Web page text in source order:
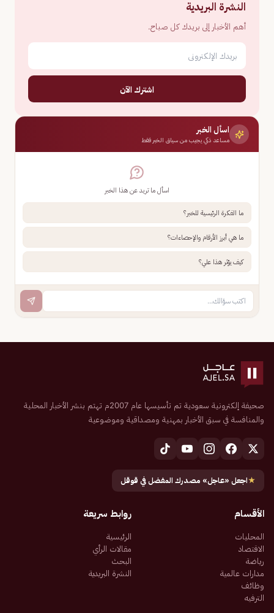
النشرة البريدية
أهم الأخبار إلى بريدك كل صباح.
اشترك الآن
اسأل الخبر
مساعد ذكي يجيب من سياق الخبر فقط
اسأل ما تريد عن هذا الخبر
ما الفكرة الرئيسية للخبر؟
ما هي أبرز الأرقام والإحصاءات؟
كيف يؤثر هذا علي؟
صحيفة إلكترونية سعودية تم تأسيسها عام 2007م تهتم بنشر الأخبار المحلية
والمنافسة في سبق الأخبار بمهنية ومصداقية وموضوعية
★اجعل «عاجل» مصدرك المفضل في قوقل
الأقسام
المحليات
الاقتصاد
رياضة
مدارات عالمية
وظائف
الترفيه
روابط سريعة
الرئيسية
مقالات الرأي
البحث
النشرة البريدية